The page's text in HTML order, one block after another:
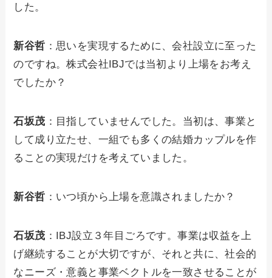
した。
新谷哲 ：思いを実現するために、会社設立に至った
のですね。株式会社IBJでは当初より上場をお考え
でしたか？
石坂茂 ：目指していませんでした。当初は、事業と
して成り立たせ、一組でも多くの結婚カップルを作
ることの実現だけを考えていました。
新谷哲 ：いつ頃から上場を意識されましたか？
石坂茂 ：IBJ設立３年目ごろです。事業は収益を上
げ継続することが大切ですが、それと共に、社会的
なニーズ・意義と事業ベクトルを一致させることが